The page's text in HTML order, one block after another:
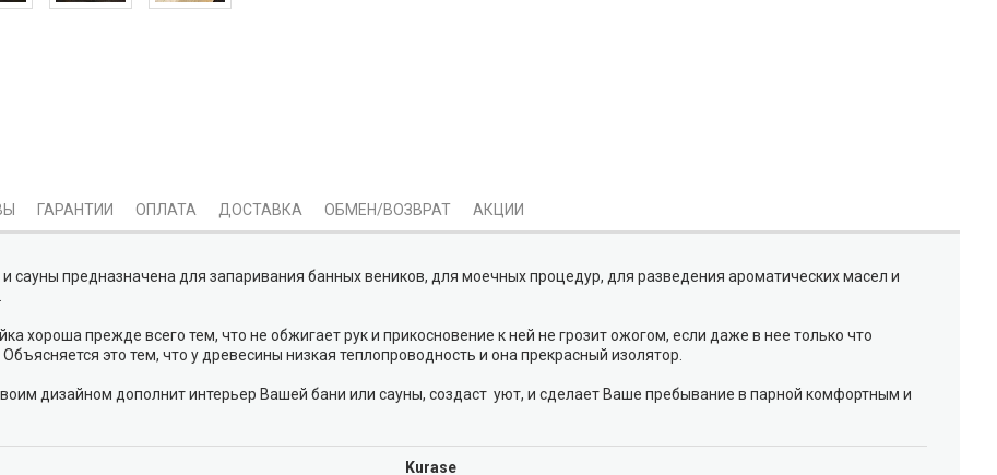
ГАРАНТИИ ОПЛАТА ДОСТАВКА ОБМЕН/ВОЗВРАТ АКЦИИ
сауны предназначена для запаривания банных веников, для моечных процедур, для разведения ароматических масел и
хороша прежде всего тем, что не обжигает рук и прикосновение к ней не грозит ожогом, если даже в нее только что
это тем, что у древесины низкая теплопроводность и она прекрасный изолятор.
дизайном дополнит интерьер Вашей бани или сауны, создаст уют, и сделает Ваше пребывание в парной комфортным и
Kurase